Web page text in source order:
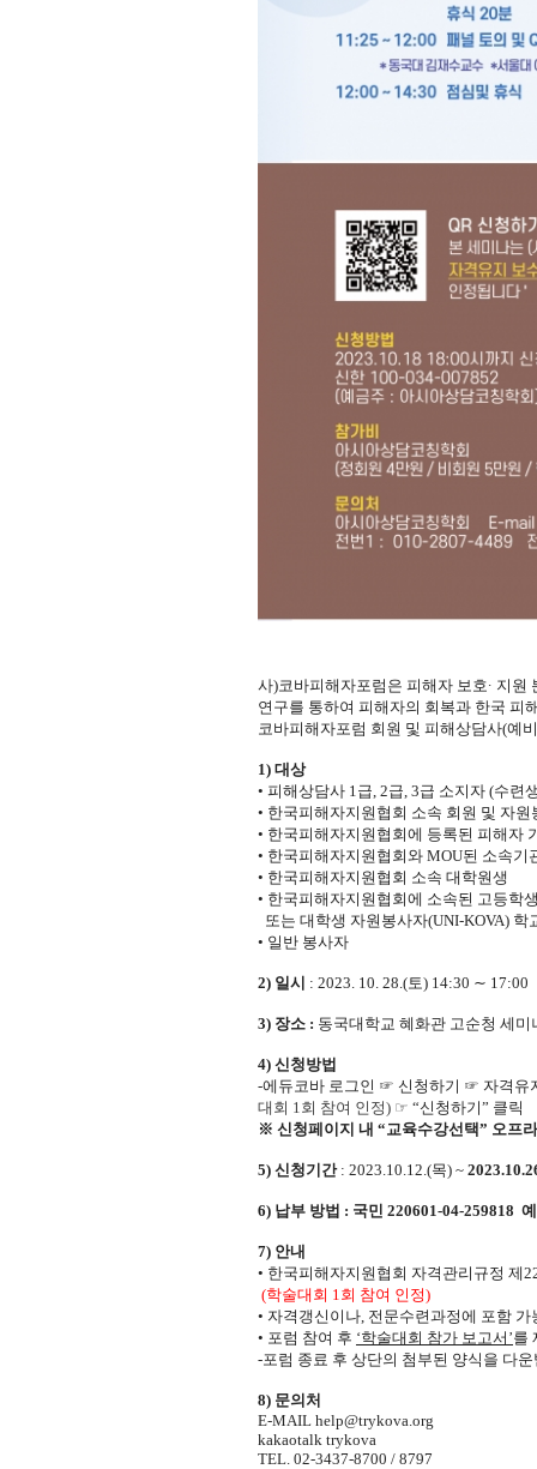
사)코바피해자포럼은 피해자 보호· 지원
연구를 통하여 피해자의 회복과 한국 피
코바피해자포럼 회원 및 피해상담사(예
1) 대상
• 피해상담사 1급, 2급, 3급 소지자 (수련
• 한국피해자지원협회 소속 회원 및 자원
• 한국피해자지원협회에 등록된 피해자
• 한국피해자지원협회와 MOU된 소속기
• 한국피해자지원협회 소속 대학원생
• 한국피해자지원협회에 소속된 고등학
또는 대학생 자원봉사자(UNI-KOVA) 학
• 일반 봉사자
2) 일시 : 2023. 10. 28.(토) 14:30 ∼ 17:00
3) 장소 : 동국대학교 혜화관 고순청 세미
4) 신청방법
-에듀코바 로그인 ☞ 신청하기 ☞ 자격유
대회 1회 참여 인정) ☞ “신청하기” 클릭
※ 신청페이지 내 “교육수강선택” 오프
5) 신청기간 : 2023.10.12.(목) ~
6) 납부 방법 : 국민 220601-04-259818
7) 안내
• 한국피해자지원협회 자격관리규정 제
(학술대회 1회 참여 인정)
• 자격갱신이나, 전문수련과정에 포함
• 포럼 참여 후 ‘학술대회 참가 보고서 ’를
-포럼 종료 후 상단의 첨부된 양식을 다
8) 문의처
E-MAIL help@trykova.org
kakaotalk trykova
TEL. 02-3437-8700 / 8797